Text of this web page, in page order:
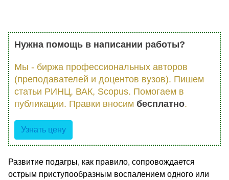
Нужна помощь в написании работы?
Мы - биржа профессиональных авторов
(преподавателей и доцентов вузов). Пишем
статьи РИНЦ, ВАК, Scopus. Помогаем в
публикации. Правки вносим бесплатно.
Узнать цену
Развитие подагры, как правило, сопровождается
острым приступообразным воспалением одного или